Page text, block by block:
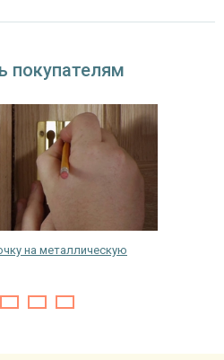
покупателям
на металлическую